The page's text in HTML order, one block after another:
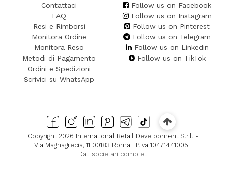
Contattaci
FAQ
Resi e Rimborsi
Monitora Ordine
Monitora Reso
Metodi di Pagamento
Ordini e Spedizioni
Scrivici su WhatsApp
Follow us on Facebook
Follow us on Instagram
Follow us on Pinterest
Follow us on Telegram
Follow us on Linkedin
Follow us on TikTok
Copyright 2026 International Retail Development S.r.l. -
Via Magnagrecia, 11 00183 Roma | P.iva 10471441005 |
Dati societari completi